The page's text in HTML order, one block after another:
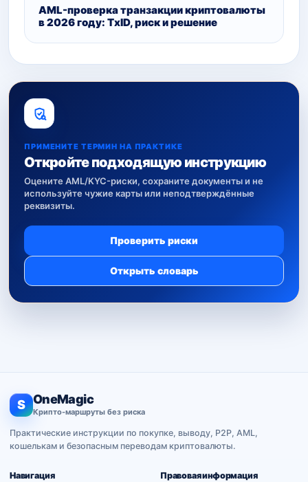
AML-проверка транзакции криптовалюты
в 2026 году: TxID, риск и решение
ПРИМЕНИТЕ ТЕРМИН НА ПРАКТИКЕ
Откройте подходящую инструкцию
Оцените AML/KYC-риски, сохраните документы и не
используйте чужие карты или неподтверждённые
реквизиты.
Проверить риски
Открыть словарь
S OneMagic
Крипто-маршруты без риска
Практические инструкции по покупке, выводу, P2P, AML,
кошелькам и безопасным переводам криптовалюты.
Навигация Правовая информация